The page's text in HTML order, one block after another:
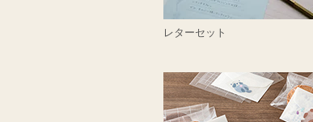
レターセット